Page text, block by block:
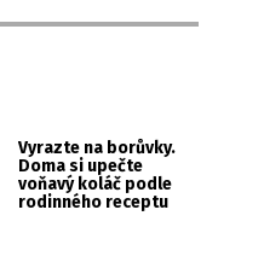
Vyrazte na borůvky.
Doma si upečte
voňavý koláč podle
rodinného receptu